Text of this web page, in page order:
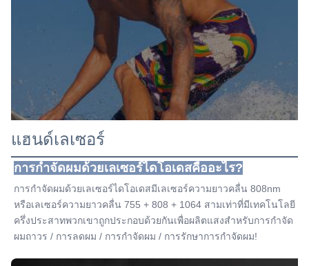
แฮนด์เลเซอร์
การกําจัดผมด้วยเลเซอร์ไดโอเดสคืออะไร?
การกําจัดผมด้วยเลเซอร์ไดโอเดสมีเลเซอร์ความยาวคลื่น 808nm
หรือเลเซอร์ความยาวคลื่น 755 + 808 + 1064 สามเท่าที่มีเทคโนโลยี
ครึ่งประสาทพวกเขาถูกประกอบด้วยกันเพื่อผลิตแสงสําหรับการกําจัด
ผมถาวร / การลดผม / การกําจัดผม / การรักษาการกําจัดผม!